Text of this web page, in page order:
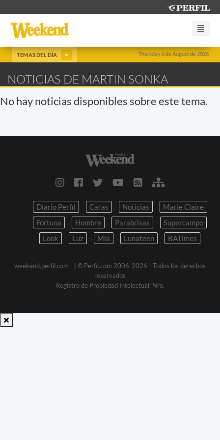
Thursday 6 de August de 2026
TEMAS DEL DÍA
NOTICIAS DE MARTIN SONKA
No hay noticias disponibles sobre este tema.
Diario Perfil Caras Noticias
Marie Claire
Fortuna
Hombre Parabrisas
Supercampo
Look
Luz Mia Lunateen BATimes
weekend.perfil.com -
| © Perfil.com 2006-2026 - Todos los derechos
reservados
Registro de Propiedad Intelectual: Nro.